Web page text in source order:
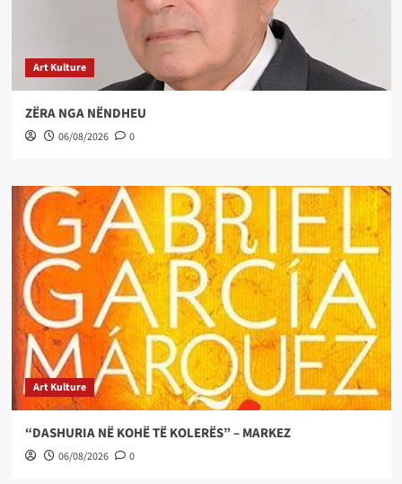
Art Kulture
ZËRA NGA NËNDHEU
06/08/2026 0
Art Kulture
“DASHURIA NË KOHË TË KOLERËS” – MARKEZ
06/08/2026 0